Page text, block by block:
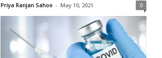
Priya Ranjan Sahoo - May 10, 2021 0